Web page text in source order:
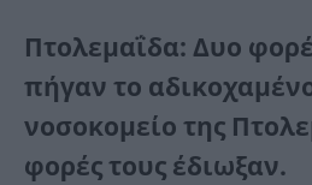
Πτολεμαΐδα: Δυο
πήγαν το
νοσοκομείο της
φορές τους έδιωξαν.